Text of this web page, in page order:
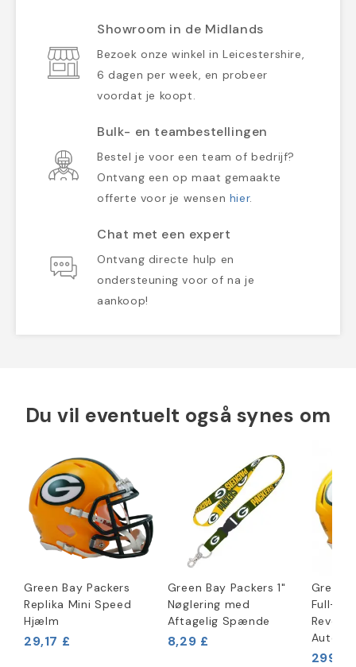
Showroom in de Midlands
Bezoek onze winkel in Leicestershire,
6 dagen per week, en probeer
voordat je koopt.
Bulk- en teambestellingen
Bestel je voor een team of bedrijf?
Ontvang een op maat gemaakte
offerte voor je wensen hier.
Chat met een expert
Ontvang directe hulp en
ondersteuning voor of na je
aankoop!
Du vil eventuelt også synes om
Green Bay Packers
Replika Mini Speed
Hjælm
29,17 £
Green Bay Packers 1"
Nøglering med
Aftagelig Spænde
8,29 £
Green
Full-